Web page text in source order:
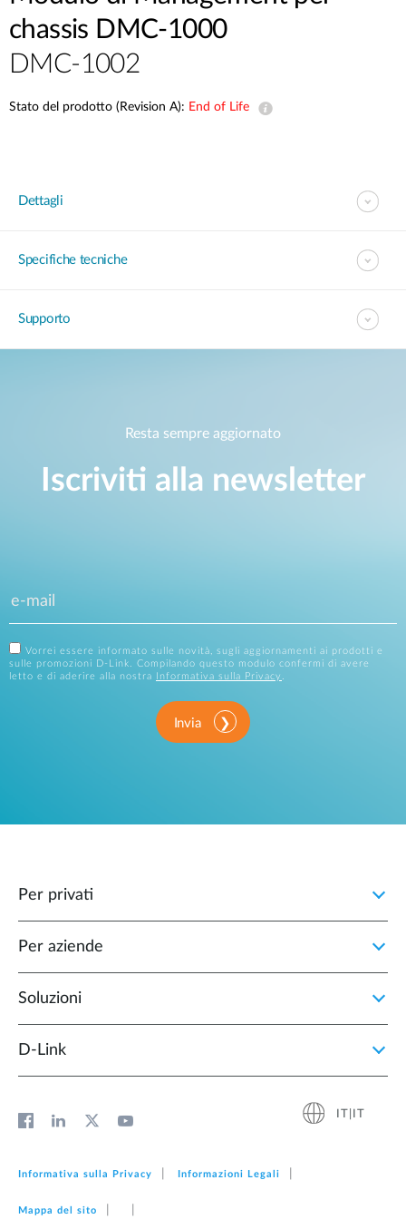
chassis DMC-1000
DMC-1002
Stato del prodotto (Revision A): End of Life
Dettagli
Specifiche tecniche
Supporto
Resta sempre aggiornato
Iscriviti alla newsletter
Vorrei essere informato sulle novità, sugli aggiornamenti ai prodotti e
sulle promozioni D-Link. Compilando questo modulo confermi di avere
letto e di aderire alla nostra
Informativa sulla Privacy .
Invia
Per privati
Per aziende
Soluzioni
D‑Link
Informativa sulla Privacy Informazioni Legali
Mappa del sito